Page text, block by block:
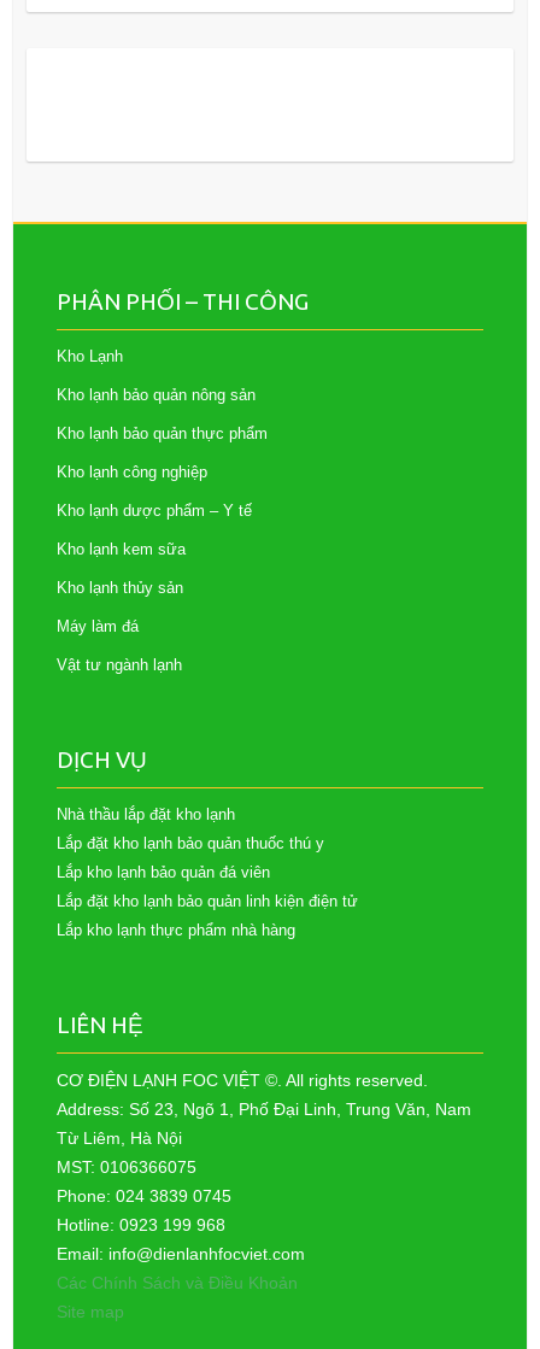
PHÂN PHỐI – THI CÔNG
Kho Lạnh
Kho lạnh bảo quản nông sản
Kho lạnh bảo quản thực phẩm
Kho lạnh công nghiệp
Kho lạnh dược phẩm – Y tế
Kho lạnh kem sữa
Kho lạnh thủy sản
Máy làm đá
Vật tư ngành lạnh
DỊCH VỤ
Nhà thầu lắp đặt kho lạnh
Lắp đặt kho lạnh bảo quản thuốc thú y
Lắp kho lạnh bảo quản đá viên
Lắp đặt kho lạnh bảo quản linh kiện điện tử
Lắp kho lạnh thực phẩm nhà hàng
LIÊN HỆ
CƠ ĐIỆN LẠNH FOC VIỆT ©. All rights reserved.
Address: Số 23, Ngõ 1, Phố Đại Linh, Trung Văn, Nam
Từ Liêm, Hà Nội
MST: 0106366075
Phone: 024 3839 0745
Hotline: 0923 199 968
Email: info@dienlanhfocviet.com
Các Chính Sách và Điều Khoản
Site map